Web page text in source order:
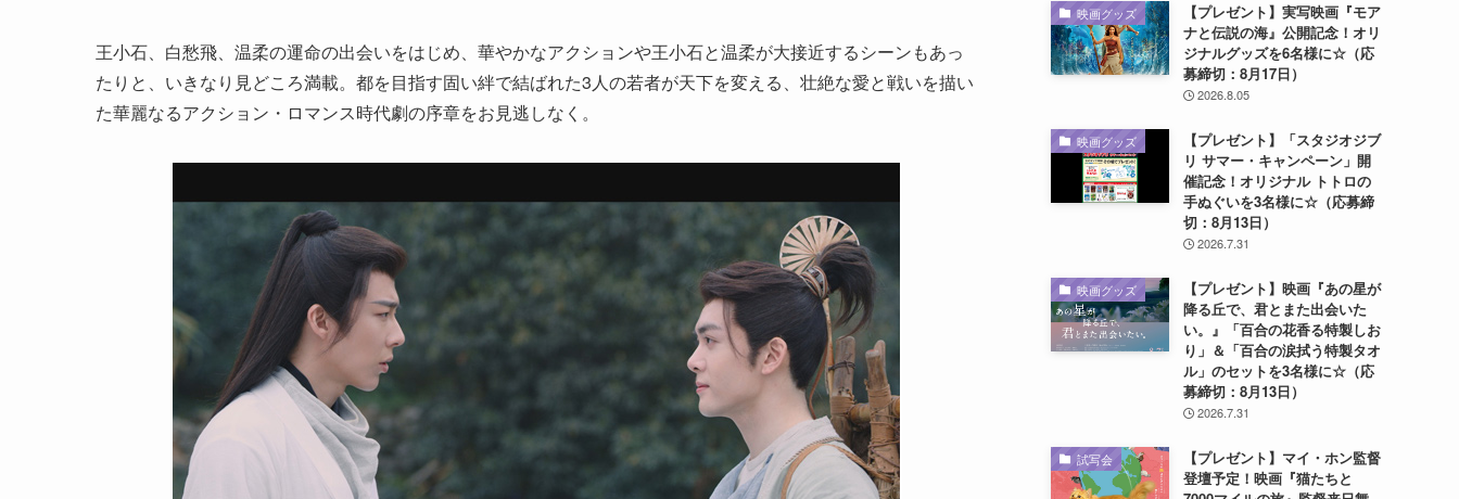
王小石、白愁飛、温柔の運命の出会いをはじめ、華やかなアクションや王小石と温柔が大接近するシーンもあっ
たりと、いきなり見どころ満載。都を目指す固い絆で結ばれた3人の若者が天下を変える、壮絶な愛と戦いを描い
た華麗なるアクション・ロマンス時代劇の序章をお見逃しなく。
映画グッズ
【プレゼント】実写映画『モア
ナと伝説の海』公開記念！オリ
ジナルグッズを6名様に☆（応
募締切：8月17日）
2026.8.05
映画グッズ
【プレゼント】「スタジオジブ
リ サマー・キャンペーン」開
催記念！オリジナル トトロの
手ぬぐいを3名様に☆（応募締
切：8月13日）
2026.7.31
映画グッズ
【プレゼント】映画『あの星が
降る丘で、君とまた出会いた
い。』「百合の花香る特製しお
り」＆「百合の涙拭う特製タオ
ル」のセットを3名様に☆（応
募締切：8月13日）
2026.7.31
試写会
【プレゼント】マイ・ホン監督
登壇予定！映画『猫たちと